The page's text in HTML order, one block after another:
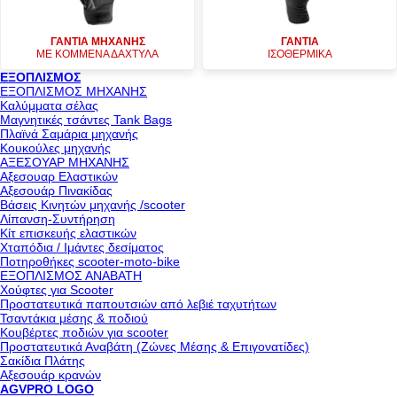
ΓΑΝΤΙΑ ΜΗΧΑΝΗΣ
ΜΕ ΚΟΜΜΕΝΑ ΔΑΧΤΥΛΑ
ΓΑΝΤΙΑ
ΙΣΟΘΕΡΜΙΚΑ
ΕΞΟΠΛΙΣΜΟΣ
ΕΞΟΠΛΙΣΜΟΣ ΜΗΧΑΝΗΣ
Καλύμματα σέλας
Μαγνητικές τσάντες Tank Bags
Πλαϊνά Σαμάρια μηχανής
Κουκούλες μηχανής
ΑΞΕΣΟΥΑΡ ΜΗΧΑΝΗΣ
Αξεσουαρ Ελαστικών
Αξεσουάρ Πινακίδας
Βάσεις Κινητών μηχανής /scooter
Λίπανση-Συντήρηση
Κίτ επισκευής ελαστικών
Χταπόδια / Ιμάντες δεσίματος
Ποτηροθήκες scooter-moto-bike
ΕΞΟΠΛΙΣΜΟΣ ΑΝΑΒΑΤΗ
Χούφτες για Scooter
Προστατευτικά παπουτσιών από λεβιέ ταχυτήτων
Τσαντάκια μέσης & ποδιού
Κουβέρτες ποδιών για scooter
Προστατευτικά Αναβάτη (Ζώνες Μέσης & Επιγονατίδες)
Σακίδια Πλάτης
Αξεσουάρ κρανών
AGVPRO LOGO